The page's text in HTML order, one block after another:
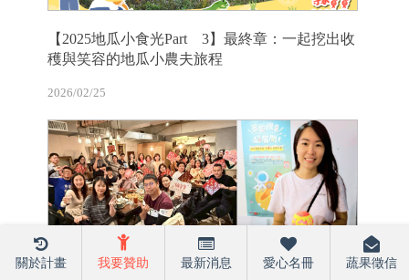
【2025地瓜小食光Part 3】最終章：一起挖出收
穫與笑容的地瓜小農夫旅程
2026/02/25
關於計畫 我要贊助 最新消息 愛心名冊 蔬果徵信